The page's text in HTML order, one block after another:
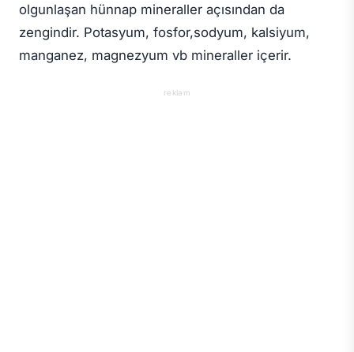
olgunlaşan hünnap mineraller açısından da
zengindir. Potasyum, fosfor,sodyum, kalsiyum,
manganez, magnezyum vb mineraller içerir.
reklam